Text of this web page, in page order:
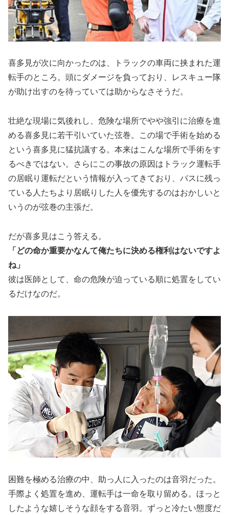
喜多見が次に向かったのは、トラックの車両に挟まれた運
転手のところ。頭にダメージを負っており、レスキュー隊
が助け出すのを待っていては助からなさそうだ。
壮絶な現場に気後れし、危険な場所でやや強引に治療を進
める喜多見に若干引いていた弦巻。この場で手術を始める
という喜多見に猛抗議する。本来はこんな場所で手術をす
るべきではない。さらにこの事故の原因はトラック運転手
の居眠り運転だという情報が入ってきており、バスに残っ
ている人たちより居眠りした人を優先するのはおかしいと
いうのが弦巻の主張だ。
だが喜多見はこう答える。
「どの命か重要かなんて俺たちに決める権利はないですよ
ね」
彼は医師として、命の危険が迫っている順に処置をしてい
るだけなのだ。
困難を極める治療の中、助っ人に入ったのは音羽だった。
手際よく処置を進め、運転手は一命を取り留める。ほっと
したような嬉しそうな顔をする音羽。ずっと冷たい態度だ